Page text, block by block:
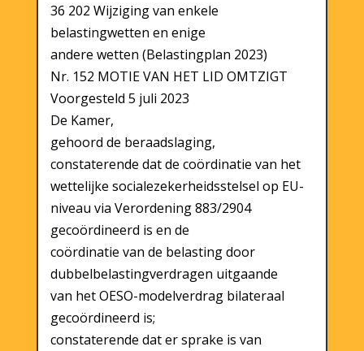
36 202 Wijziging van enkele
belastingwetten en enige
andere wetten (Belastingplan 2023)
Nr. 152 MOTIE VAN HET LID OMTZIGT
Voorgesteld 5 juli 2023
De Kamer,
gehoord de beraadslaging,
constaterende dat de coördinatie van het
wettelijke socialezekerheidsstelsel op EU-
niveau via Verordening 883/2904
gecoördineerd is en de
coördinatie van de belasting door
dubbelbelastingverdragen uitgaande
van het OESO-modelverdrag bilateraal
gecoördineerd is;
constaterende dat er sprake is van